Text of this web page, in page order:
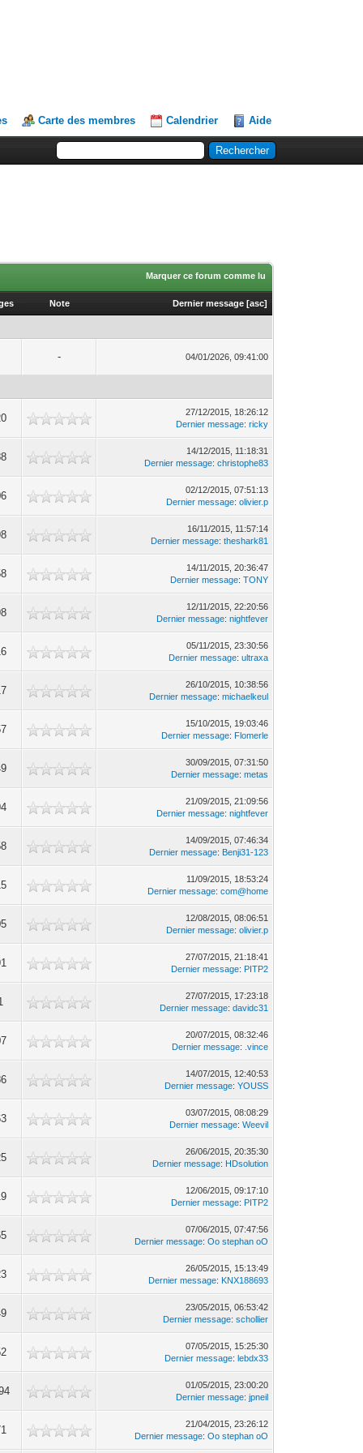
Carte des membres Calendrier Aide
Marquer ce forum comme lu
Note Dernier message [asc]
- 04/01/2026, 09:41:00
27/12/2015, 18:26:12
Dernier message:ricky
14/12/2015, 11:18:31
Dernier message:christophe83
02/12/2015, 07:51:13
Dernier message:olivier.p
16/11/2015, 11:57:14
Dernier message:theshark81
14/11/2015, 20:36:47
Dernier message:TONY
12/11/2015, 22:20:56
Dernier message:nightfever
05/11/2015, 23:30:56
Dernier message:ultraxa
26/10/2015, 10:38:56
Dernier message:michaelkeul
15/10/2015, 19:03:46
Dernier message: Flomerle
30/09/2015, 07:31:50
Dernier message:metas
21/09/2015, 21:09:56
Dernier message:nightfever
14/09/2015, 07:46:34
Dernier message: Benji31-123
11/09/2015, 18:53:24
Dernier message:com@home
12/08/2015, 08:06:51
Dernier message:olivier.p
27/07/2015, 21:18:41
Dernier message: PITP2
27/07/2015, 17:23:18
Dernier message:davidc31
20/07/2015, 08:32:46
Dernier message: .vince
14/07/2015, 12:40:53
Dernier message:YOUSS
03/07/2015, 08:08:29
Dernier message:Weevil
26/06/2015, 20:35:30
Dernier message: HDsolution
12/06/2015, 09:17:10
Dernier message: PITP2
07/06/2015, 07:47:56
Dernier message:Oo stephan oO
26/05/2015, 15:13:49
Dernier message: KNX188693
23/05/2015, 06:53:42
Dernier message:schollier
07/05/2015, 15:25:30
Dernier message:lebdx33
01/05/2015, 23:00:20
Dernier message:jpneil
21/04/2015, 23:26:12
Dernier message:Oo stephan oO